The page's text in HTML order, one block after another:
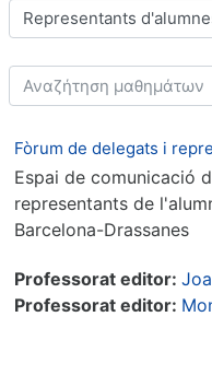
Κατηγορίες μαθημάτων
Αναζήτηση μαθημάτων
Fòrum de delegats i
Espai de comunicació
representants de
Barcelona-Drassanes
Professorat editor:
Professorat editor: